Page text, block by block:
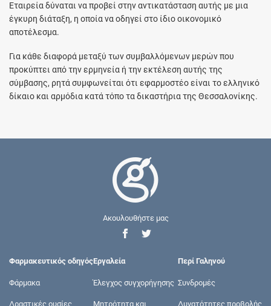
Εταιρεία δύναται να προβεί στην αντικατάσταση αυτής με μια
έγκυρη διάταξη, η οποία να οδηγεί στο ίδιο οικονομικό
αποτέλεσμα.
Για κάθε διαφορά μεταξύ των συμβαλλόμενων μερών που
προκύπτει από την ερμηνεία ή την εκτέλεση αυτής της
σύμβασης, ρητά συμφωνείται ότι εφαρμοστέο είναι το ελληνικό
δίκαιο και αρμόδια κατά τόπο τα δικαστήρια της Θεσσαλονίκης.
Ακουλουθήστε μας
Φαρμακευτικός οδηγός
Φάρμακα
Δραστικές ουσίες
Εργαλεία
Έλεγχος συγχορήγησης
Μητρότητα και
Περί Γαληνού
Συνδρομές
Δυνατότητες προβολής